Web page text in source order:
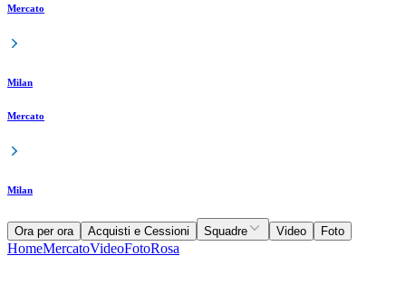
Mercato
Milan
Mercato
Milan
Ora per ora Acquisti e Cessioni Squadre Video Foto
HomeMercatoVideoFotoRosa